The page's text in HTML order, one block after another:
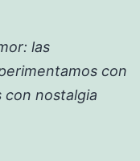
las
con
con nostalgia